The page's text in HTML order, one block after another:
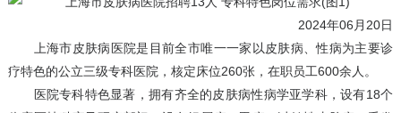
2024年06月20日
上海市皮肤病医院是目前全市唯一一家以皮肤病、性病为主要诊
疗特色的公立三级专科医院，核定床位260张，在职员工600余人。
医院专科特色显著，拥有齐全的皮肤病性病学亚学科，设有18个